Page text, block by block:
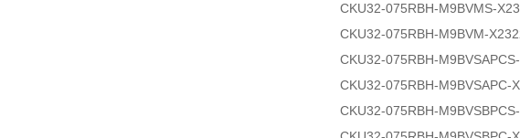
CKU32-075RBH-M9BVMS-
CKU32-075RBH-M9BVM-
CKU32-075RBH-
CKU32-075RBH-M9BVSAPC-
CKU32-075RBH-